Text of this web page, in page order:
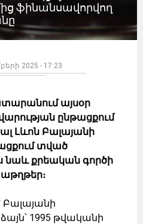
ֆինանսավորվող
2025 - 17:23
այսօր
ընթացքում
Լևոն Բալայանի
տված
նաև քրեական գործի
Բալայանի
1995 թվականի